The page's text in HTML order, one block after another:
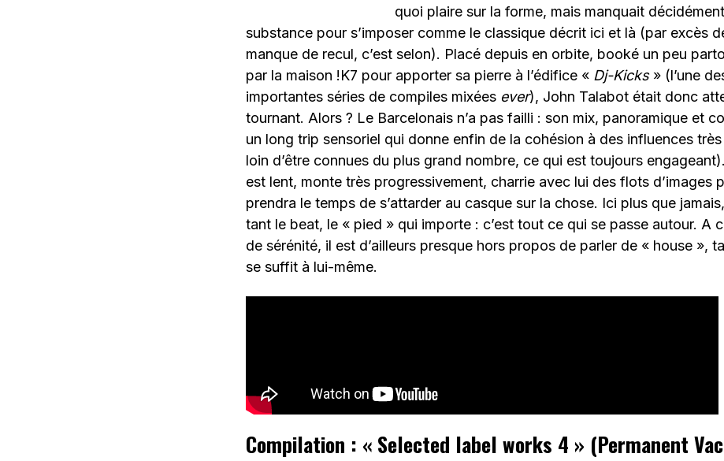
quoi plaire sur la forme, mais manquait
substance pour s’imposer comme le classique décrit ici et là (par excès
manque de recul, c’est selon). Placé depuis en orbite, booké un peu
par la maison !K7 pour apporter sa pierre à l’édifice « Dj-Kicks» (l’une
importantes séries de compiles mixées ever), John Talabot était donc
tournant. Alors ? Le Barcelonais n’a pas failli : son mix, panoramique et
un long trip sensoriel qui donne enfin de la cohésion à des influences
loin d’être connues du plus grand nombre, ce qui est toujours
est lent, monte très progressivement, charrie avec lui des flots d’images
prendra le temps de s’attarder au casque sur la chose. Ici plus que
tant le beat, le « pied » qui importe : c’est tout ce qui se passe autour. A
de sérénité, il est d’ailleurs presque hors propos de parler de « house »,
se suffit à lui-même.
Compilation : « Selected label works 4 » (Permanent